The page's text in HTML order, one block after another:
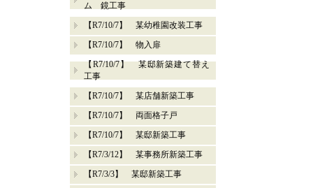
ム 鏡工事
【R7/10/7】 某幼稚園改装工事
【R7/10/7】 物入扉
【R7/10/7】 某邸新築建て替え
工事
【R7/10/7】 某店舗新築工事
【R7/10/7】 両面格子戸
【R7/10/7】 某邸新築工事
【R7/3/12】 某事務所新築工事
【R7/3/3】 某邸新築工事